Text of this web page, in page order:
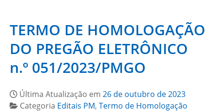
TERMO DE HOMOLOGAÇÃO
DO PREGÃO ELETRÔNICO
n.º 051/2023/PMGO
Última Atualização em 26 de outubro de 2023
Categoria Editais PM, Termo de Homologação